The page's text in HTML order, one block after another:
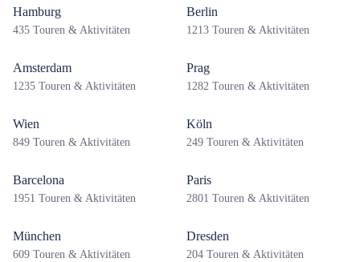
Hamburg
435 Touren & Aktivitäten
Berlin
1213 Touren & Aktivitäten
Amsterdam
1235 Touren & Aktivitäten
Prag
1282 Touren & Aktivitäten
Wien
849 Touren & Aktivitäten
Köln
249 Touren & Aktivitäten
Barcelona
1951 Touren & Aktivitäten
Paris
2801 Touren & Aktivitäten
München
609 Touren & Aktivitäten
Dresden
204 Touren & Aktivitäten